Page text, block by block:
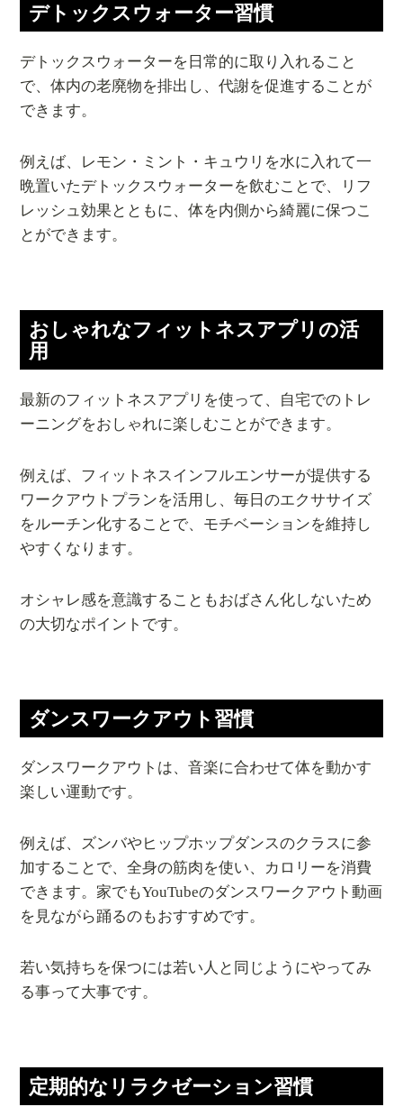
デトックスウォーター習慣
デトックスウォーターを日常的に取り入れること
で、体内の老廃物を排出し、代謝を促進することが
できます。
例えば、レモン・ミント・キュウリを水に入れて一
晩置いたデトックスウォーターを飲むことで、リフ
レッシュ効果とともに、体を内側から綺麗に保つこ
とができます。
おしゃれなフィットネスアプリの活
用
最新のフィットネスアプリを使って、自宅でのトレ
ーニングをおしゃれに楽しむことができます。
例えば、フィットネスインフルエンサーが提供する
ワークアウトプランを活用し、毎日のエクササイズ
をルーチン化することで、モチベーションを維持し
やすくなります。
オシャレ感を意識することもおばさん化しないため
の大切なポイントです。
ダンスワークアウト習慣
ダンスワークアウトは、音楽に合わせて体を動かす
楽しい運動です。
例えば、ズンバやヒップホップダンスのクラスに参
加することで、全身の筋肉を使い、カロリーを消費
できます。家でもYouTubeのダンスワークアウト動画
を見ながら踊るのもおすすめです。
若い気持ちを保つには若い人と同じようにやってみ
る事って大事です。
定期的なリラクゼーション習慣